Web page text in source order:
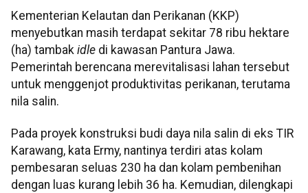
Kementerian Kelautan dan Perikanan (KKP)
menyebutkan masih terdapat sekitar 78 ribu hektare
(ha) tambak idle di kawasan Pantura Jawa.
Pemerintah berencana merevitalisasi lahan tersebut
untuk menggenjot produktivitas perikanan, terutama
nila salin.
Pada proyek konstruksi budi daya nila salin di eks TIR
Karawang, kata Ermy, nantinya terdiri atas kolam
pembesaran seluas 230 ha dan kolam pembenihan
dengan luas kurang lebih 36 ha. Kemudian, dilengkapi